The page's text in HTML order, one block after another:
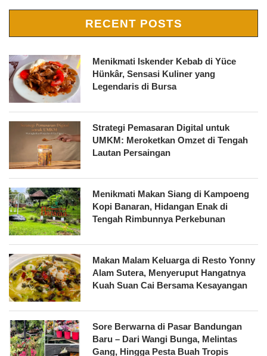
RECENT POSTS
Menikmati Iskender Kebab di Yüce
Hünkâr, Sensasi Kuliner yang
Legendaris di Bursa
Strategi Pemasaran Digital untuk
UMKM: Meroketkan Omzet di Tengah
Lautan Persaingan
Menikmati Makan Siang di Kampoeng
Kopi Banaran, Hidangan Enak di
Tengah Rimbunnya Perkebunan
Makan Malam Keluarga di Resto Yonny
Alam Sutera, Menyeruput Hangatnya
Kuah Suan Cai Bersama Kesayangan
Sore Berwarna di Pasar Bandungan
Baru – Dari Wangi Bunga, Melintas
Gang, Hingga Pesta Buah Tropis